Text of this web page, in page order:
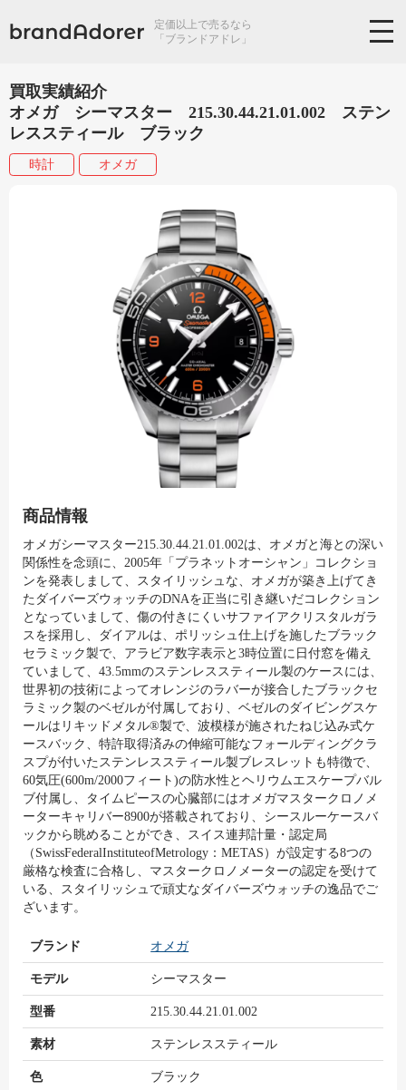
定価以上で売るなら
「ブランドアドレ」
買取実績紹介
オメガ シーマスター 215.30.44.21.01.002 ステン
レススティール ブラッ ク
時計 オメガ
商品情報
オメガシーマスター215.30.44.21.01.002は、オメガと海との深い
関係性を念頭に、2005年「プラネットオーシャン」コレクショ
ンを発表しまして、スタイリッシュな、オメガが築き上げてき
たダイバーズウォッチのDNAを正当に引き継いだコレクション
となっていまして、傷の付きにくいサファイアクリスタルガラ
スを採用し、ダイアルは、ポリッシュ仕上げを施したブラック
セラミック製で、アラビア数字表示と3時位置に日付窓を備え
ていまして、43.5mmのステンレススティール製のケースには、
世界初の技術によってオレンジのラバーが接合したブラックセ
ラミック製のベゼルが付属しており、ベゼルのダイビングスケ
ールはリキッドメタル®製で、波模様が施されたねじ込み式ケ
ースバック、特許取得済みの伸縮可能なフォールディングクラ
スプが付いたステンレススティール製ブレスレットも特徴で、
60気圧(600m/2000フィート)の防水性とヘリウムエスケープバル
ブ付属し、タイムピースの心臓部にはオメガマスタークロノメ
ーターキャリバー8900が搭載されており、シースルーケースバ
ックから眺めることができ、スイス連邦計量・認定局
（SwissFederalInstituteofMetrology：METAS）が設定する8つの
厳格な検査に合格し、マスタークロノメーターの認定を受けて
いる、スタイリッシュで頑丈なダイバーズウォッチの逸品でご
ざいます。
ブランド オメガ
モデル シーマスター
型番 215.30.44.21.01.002
素材 ステンレススティール
色 ブラッ ク